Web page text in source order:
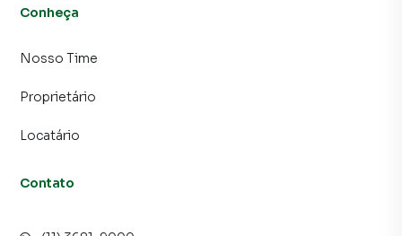
Conheça
Nosso Time
Proprietário
Locatário
Contato